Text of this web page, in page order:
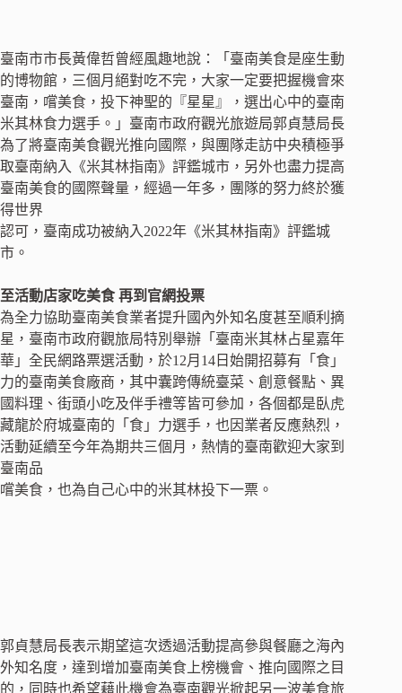
臺南市市長黃偉哲曾經風趣地說：「臺南美食是座生動
的博物館，三個月絕對吃不完，大家一定要把握機會來
臺南，嚐美食，投下神聖的『星星』，選出心中的臺南
米其林食力選手。」臺南市政府觀光旅遊局郭貞慧局長
為了將臺南美食觀光推向國際，與團隊走訪中央積極爭
取臺南納入《米其林指南》評鑑城市，另外也盡力提高
臺南美食的國際聲量，經過一年多，團隊的努力終於獲
得世界
認可，臺南成功被納入2022年《米其林指南》評鑑城
市。
至活動店家吃美食 再到官網投票
為全力協助臺南美食業者提升國內外知名度甚至順利摘
星，臺南市政府觀旅局特別舉辦「臺南米其林占星嘉年
華」全民網路票選活動，於12月14日始開招募有「食」
力的臺南美食廠商，其中囊跨傳統臺菜、創意餐點、異
國料理、街頭小吃及伴手禮等皆可參加，各個都是臥虎
藏龍於府城臺南的「食」力選手，也因業者反應熱烈，
活動延續至今年為期共三個月，熱情的臺南歡迎大家到
臺南品
嚐美食，也為自己心中的米其林投下一票。
郭貞慧局長表示期望這次透過活動提高參與餐廳之海內
外知名度，達到增加臺南美食上榜機會、推向國際之目
的，同時也希望藉此機會為臺南觀光掀起另一波美食旅